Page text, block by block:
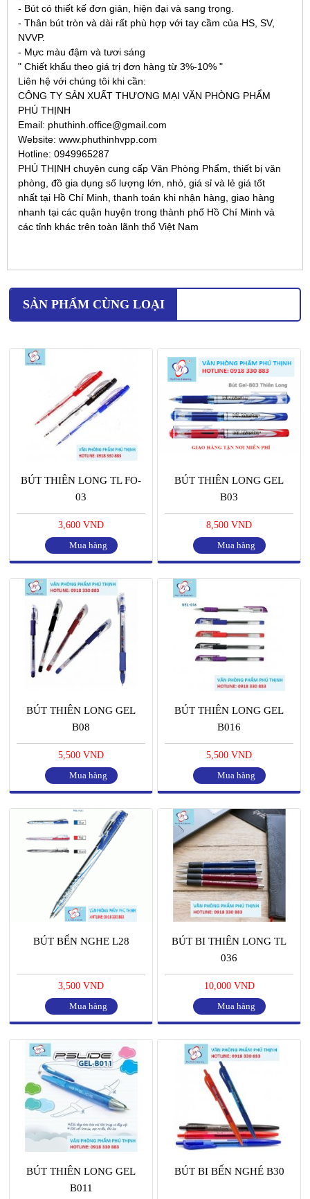
- Bút có thiết kế đơn giản, hiện đại và sang trọng.
- Thân bút tròn và dài rất phù hợp với tay cầm của HS, SV,
NVVP.
- Mực màu đậm và tươi sáng
" Chiết khấu theo giá trị đơn hàng từ 3%-10% "
Liên hệ với chúng tôi khi cần:
CÔNG TY SẢN XUẤT THƯƠNG MẠI VĂN PHÒNG PHẨM
PHÚ THỊNH
Email: phuthinh.office@gmail.com
Website: www.phuthinhvpp.com
Hotline: 0949965287
PHÚ THỊNH chuyên cung cấp Văn Phòng Phẩm, thiết bị văn
phòng, đồ gia dụng số lượng lớn, nhỏ, giá sỉ và lẻ giá tốt
nhất tại Hồ Chí Minh, thanh toán khi nhận hàng, giao hàng
nhanh tại các quận huyện trong thành phố Hồ Chí Minh và
các tỉnh khác trên toàn lãnh thổ Việt Nam
SẢN PHẨM CÙNG LOẠI
BÚT THIÊN LONG TL FO-
03
3,600 VND
Mua hàng
BÚT THIÊN LONG GEL
B03
8,500 VND
Mua hàng
BÚT THIÊN LONG GEL
B08
5,500 VND
Mua hàng
BÚT THIÊN LONG GEL
B016
5,500 VND
Mua hàng
BÚT BẾN NGHE L28
3,500 VND
Mua hàng
BÚT BI THIÊN LONG TL
036
10,000 VND
Mua hàng
BÚT THIÊN LONG GEL
B011
BÚT BI BẾN NGHÉ B30